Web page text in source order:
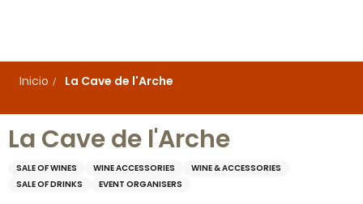
principal
Inicio
La Cave de l'Arche
La Cave de l'Arche
SALE OF WINES WINE ACCESSORIES
WINE & ACCESSORIES
SALE OF DRINKS
EVENT ORGANISERS